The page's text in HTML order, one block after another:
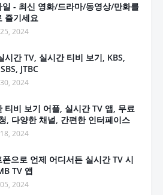
일 - 최신 영화/드라마/동영상/만화를
즐기세요
2024
시간 TV, 실시간 티비 보기, KBS,
JTBC
2024
티비 보기 어플, 실시간 TV 앱, 무료
, 다양한 채널, 간편한 인터페이스
2024
폰으로 언제 어디서든 실시간 TV 시
TV 앱
2024